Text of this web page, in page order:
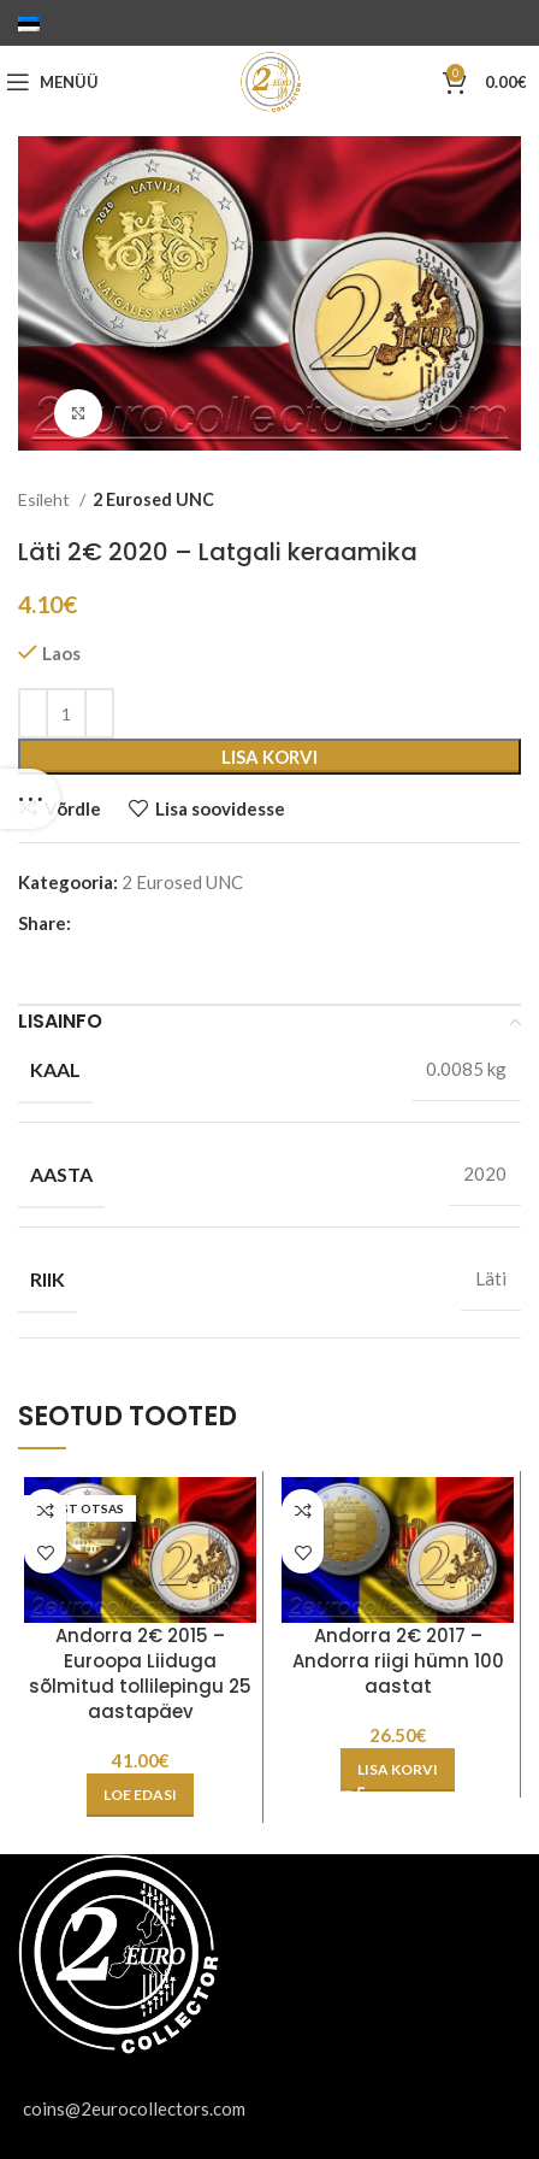
MENÜÜ 0 0.00€
Suurenda
Esileht 2 Eurosed UNC
Läti 2€ 2020 – Latgali keraamika
4.10€
Laos
LISA KORVI
Võrdle Lisa soovidesse
Kategooria: 2 Eurosed UNC
Share:
LISAINFO
KAAL 0.0085 kg
AASTA 2020
RIIK Läti
SEOTUD TOOTED
LAOST OTSAS
Andorra 2€ 2015 –
Euroopa Liiduga
sõlmitud tollilepingu 25
aastapäev
41.00€
LOE EDASI
Andorra 2€ 2017 –
Andorra riigi hümn 100
aastat
26.50€
LISA KORVI
coins@2eurocollectors.com